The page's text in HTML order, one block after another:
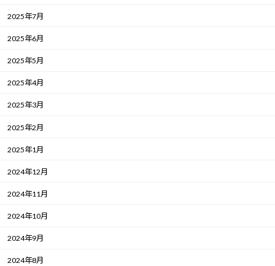
2025年7月
2025年6月
2025年5月
2025年4月
2025年3月
2025年2月
2025年1月
2024年12月
2024年11月
2024年10月
2024年9月
2024年8月